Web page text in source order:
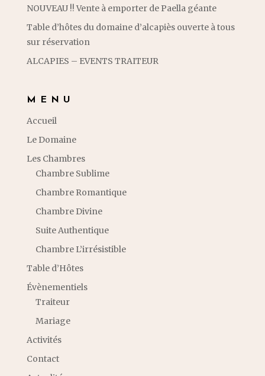
NOUVEAU !! Vente à emporter de Paella géante
Table d’hôtes du domaine d’alcapiès ouverte à tous
sur réservation
ALCAPIES – EVENTS TRAITEUR
MENU
Accueil
Le Domaine
Les Chambres
Chambre Sublime
Chambre Romantique
Chambre Divine
Suite Authentique
Chambre L’irrésistible
Table d’Hôtes
Évènementiels
Traiteur
Mariage
Activités
Contact